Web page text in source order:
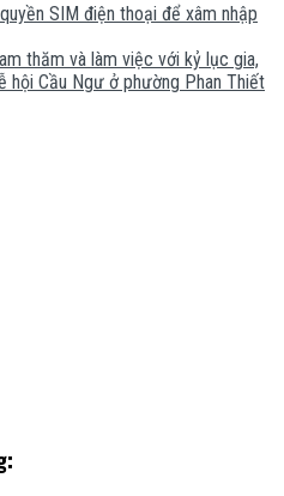
SIM điện thoại để xâm nhập
thăm và làm việc với kỷ lục gia,
hội Cầu Ngư ở phường Phan Thiết